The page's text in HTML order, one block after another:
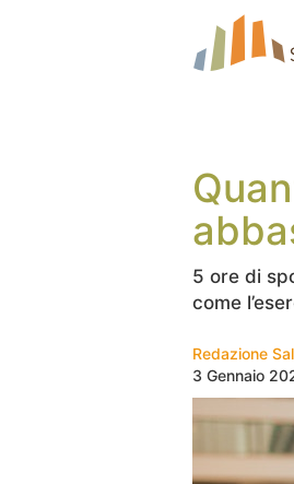
5 ore di
come
Redazione
3 Gennaio